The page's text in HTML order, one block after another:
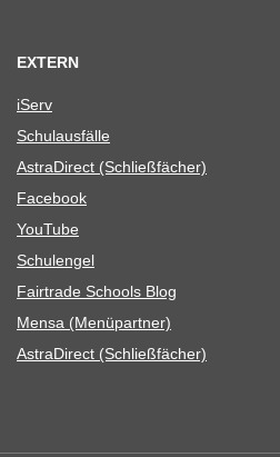
EXTERN
iServ
Schul­aus­fälle
Astra­Di­rect (Schließ­fä­cher)
Face­book
You­Tube
Schul­en­gel
Fair­trade Schools Blog
Mensa (Menü­part­ner)
Astra­Di­rect (Schließ­fä­cher)